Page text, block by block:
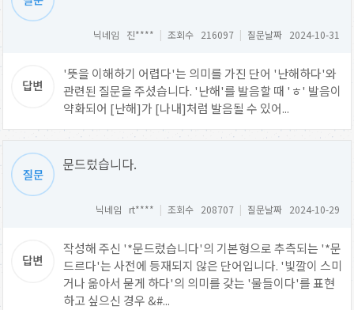
닉네임 진**** | 조회수 216097 | 질문날짜 2024-10-31
'뜻을 이해하기 어렵다'는 의미를 가진 단어 '난해하다'와
관련된 질문을 주셨습니다. '난해'를 발음할 때 'ㅎ' 발음이
약화되어 [난해]가 [나내]처럼 발음될 수 있어...
문드렀습니다.
닉네임 rt**** | 조회수 208707 | 질문날짜 2024-10-29
작성해 주신 '*문드렀습니다'의 기본형으로 추측되는 '*문
드르다'는 사전에 등재되지 않은 단어입니다. '빛깔이 스미
거나 옮아서 묻게 하다'의 의미를 갖는 '물들이다'를 표현
하고 싶으신 경우 &#...